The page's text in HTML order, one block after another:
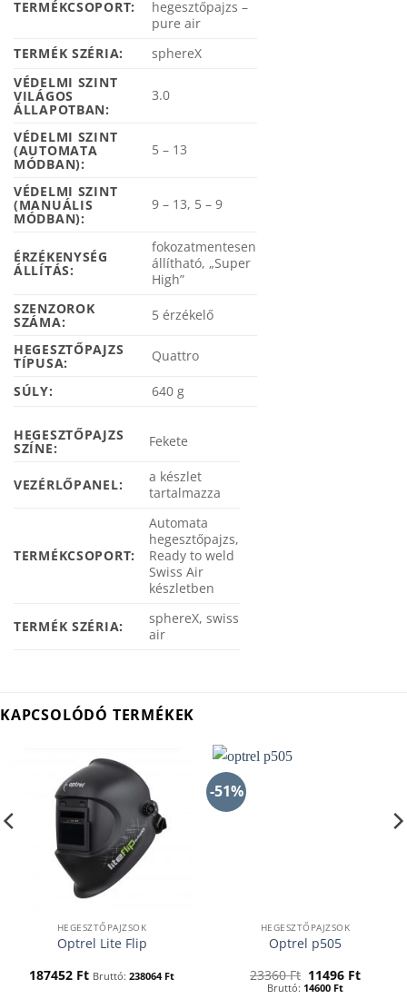
TERMÉKCSOPORT:
hegesztőpajzs –
pure air
TERMÉK SZÉRIA:
sphereX
VÉDELMI SZINT
VILÁGOS
ÁLLAPOTBAN:
3.0
VÉDELMI SZINT
(AUTOMATA
MÓDBAN):
5 – 13
VÉDELMI SZINT
(MANUÁLIS
MÓDBAN):
9 – 13, 5 – 9
ÉRZÉKENYSÉG
ÁLLÍTÁS:
fokozatmentesen
állítható, „Super
High”
SZENZOROK
SZÁMA:
5 érzékelő
HEGESZTŐPAJZS
TÍPUSA: Quattro
SÚLY: 640 g
HEGESZTŐPAJZS
SZÍNE: Fekete
VEZÉRLŐPANEL:
a készlet
tartalmazza
TERMÉKCSOPORT:
Automata
hegesztőpajzs,
Ready to weld
Swiss Air
készletben
TERMÉK SZÉRIA:
sphereX, swiss
air
KAPCSOLÓDÓ TERMÉKEK
HEGESZTŐPAJZSOK
Optrel Lite Flip
187452 Ft Bruttó: 238064 Ft
-51%
HEGESZTŐPAJZSOK
Optrel p505
23360Ft Original
price
11496 FtCurrent
price
Bruttó: 14600 Ft